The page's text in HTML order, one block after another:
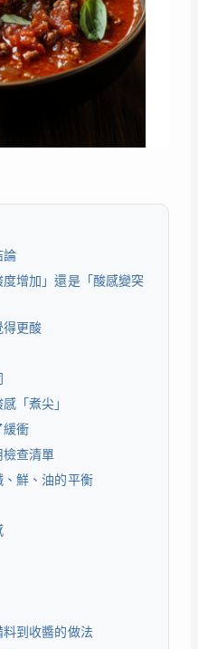
論
增加」還是「酸感變突
得更酸
「煮尖」
緩衝
查清單
鮮、油的平衡
到收醬的做法